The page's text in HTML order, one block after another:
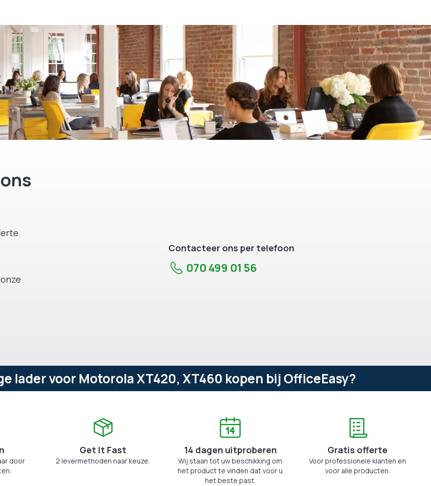
Contacteer ons per telefoon
070 499 01 56
lader voor Motorola XT420, XT460 kopen bij OfficeEasy?
door
Get It Fast
2 levermethoden naar keuze.
14 dagen uitproberen
Wij staan tot uw beschikking om
het product te vinden dat voor u
het beste past.
Gratis offerte
Voor professionele klanten en
voor alle producten.